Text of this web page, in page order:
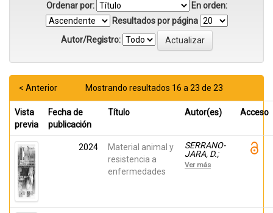
Ordenar por:
En orden:
Resultados por página
Autor/Registro:
Mostrando resultados 16 a 23 de 23
< Anterior
Vista
previa
Fecha de
publicación
Título Autor(es) Acceso
2024
Material animal y
resistencia a
enfermedades
SERRANO-
JARA, D.;
Agea, Iván;
Argente
Pardo,
Ver más